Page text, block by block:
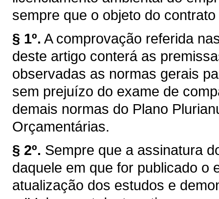
sempre que o objeto do contrato
§ 1º. A comprovação referida
deste artigo conterá as
observadas as normas gerais
sem prejuízo do exame de
demais normas do Plano
Orçamentárias.
§ 2º. Sempre que a assinatura
daquele em que for publicado o
atualização dos estudos e